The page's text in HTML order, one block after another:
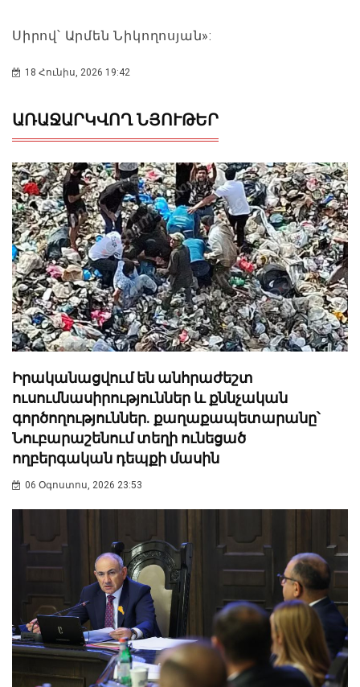
Սիրով՝ Արմեն Նիկողոսյան»:
18 Հունիս, 2026 19:42
ԱՌԱՋԱՐԿՎՈՂ ՆՅՈՒԹԵՐ
Իրականացվում են անհրաժեշտ
ուսումնասիրություններ և քննչական
գործողություններ. քաղաքապետարանը՝
Նուբարաշենում տեղի ունեցած
ողբերգական դեպքի մասին
06 Օգոստոս, 2026 23:53